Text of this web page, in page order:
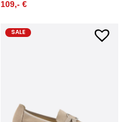
109,-€
SALE